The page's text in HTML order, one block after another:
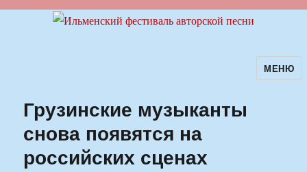
Ильменский фестиваль авторскойМЕНЮ
Грузинские музыканты
снова появятся на
российских сценах